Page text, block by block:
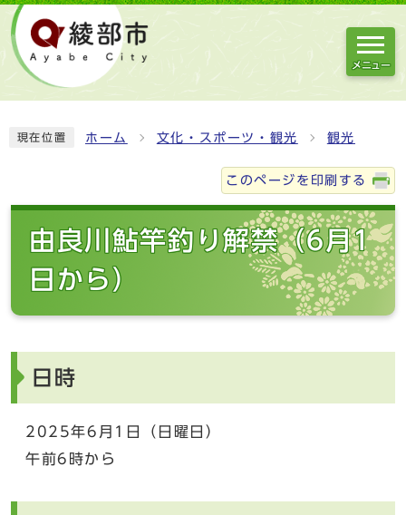
メニュー
現在位置 ホーム 文化・スポーツ・観光 観光
このページを印刷する
由良川鮎竿釣り解禁（6月1
日から）
日時
2025年6月1日（日曜日）
午前6時から